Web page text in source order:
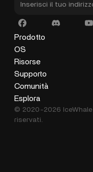
Prodotto
ZimaCube
ZimaBoard 2
ZimaBoard
ZimaBlade
Accessori
OS
ZimaOS
CasaOS
Risorse
Blog
Documentazione
Galleria
Supporto
Privacy Policy
Politica di rimborso
Politica di spedizione
Termini di servizio
Comunità
Esplora
Chi siamo
Distributori
© 2020-2026
riservati.